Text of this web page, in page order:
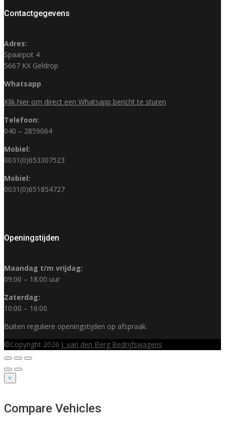
Contactgegevens
Adres:
Spaarpot 4
5667 KX Geldrop
Whatsapp
Klik hier om direct een Whatsapp bericht te sturen
Telefoon:
040 – 2859064
Mobiel:
0031(0)653307523
Mobiel:
0031(0)651854727
Openingstijden
Maandag t/m vrijdag:
09:00 – 18:00 uur
Zaterdag:
10:00 – 16:00
Buiten reguliere openingstijden op afspraak.
©Copyright 2026 J. van den Berg Bedrijfswagens
×
Compare Vehicles